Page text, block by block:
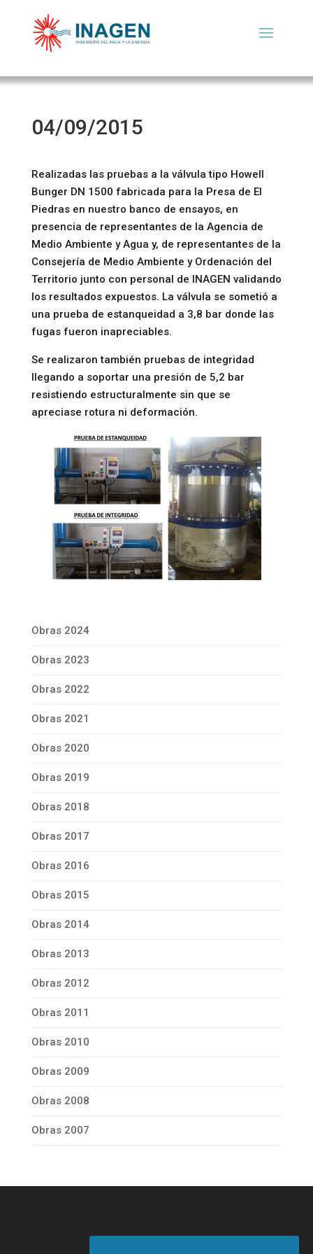
04/09/2015
Realizadas las pruebas a la válvula tipo Howell
Bunger DN 1500 fabricada para la Presa de El
Piedras en nuestro banco de ensayos, en
presencia de representantes de la Agencia de
Medio Ambiente y Agua y, de representantes de la
Consejería de Medio Ambiente y Ordenación del
Territorio junto con personal de INAGEN validando
los resultados expuestos. La válvula se sometió a
una prueba de estanqueidad a 3,8 bar donde las
fugas fueron inapreciables.
Se realizaron también pruebas de integridad
llegando a soportar una presión de 5,2 bar
resistiendo estructuralmente sin que se
apreciase rotura ni deformación.
Obras 2024
Obras 2023
Obras 2022
Obras 2021
Obras 2020
Obras 2019
Obras 2018
Obras 2017
Obras 2016
Obras 2015
Obras 2014
Obras 2013
Obras 2012
Obras 2011
Obras 2010
Obras 2009
Obras 2008
Obras 2007